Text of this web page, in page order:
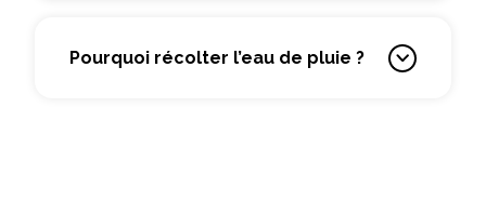
Pourquoi récolter l’eau de pluie ?